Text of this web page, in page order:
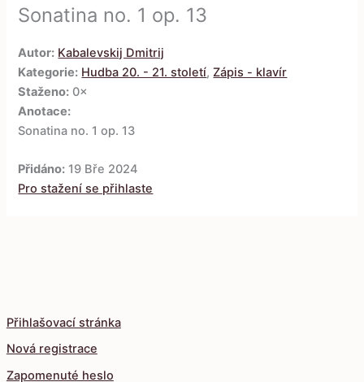
Přihlašovací stránka
Nová registrace
Zapomenuté heslo
Sonatina no. 1 op. 13
Autor: Kabalevskij Dmitrij
Kategorie: Hudba 20. - 21. století,Zápis - klavír
Staženo: 0×
Anotace:
Sonatina no. 1 op. 13
Přidáno: 19 Bře 2024
Pro stažení se přihlaste